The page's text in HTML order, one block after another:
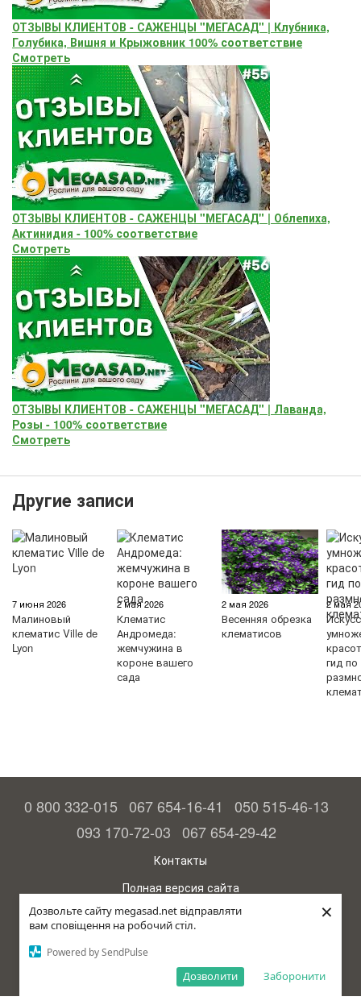
Дозвольте сайту megasad.net відправляти
вам сповіщення на робочий стіл.
Powered by SendPulse
Заборонити
Дозволити
×
ОТЗЫВЫ КЛИЕНТОВ - САЖЕНЦЫ "МЕГАСАД" | Клубника,
Голубика, Вишня и Крыжовник 100% соответствие
Смотреть
ОТЗЫВЫ КЛИЕНТОВ - САЖЕНЦЫ "МЕГАСАД" | Облепиха,
Актинидия - 100% соответствие
Смотреть
ОТЗЫВЫ КЛИЕНТОВ - САЖЕНЦЫ "МЕГАСАД" | Лаванда,
Розы - 100% соответствие
Смотреть
Другие записи
7 июня 2026
Малиновый
клематис Ville de
Lyon
2 мая 2026
Клематис
Андромеда:
жемчужина в
короне вашего
сада
2 мая 2026
Весенняя обрезка
клематисов
2 мая
гид по
0 800 332-015 067 654-16-41
050 515-46-13
093 170-72-03 067 654-29-42
Контакты
Полная версия сайта
© 2015—2026
Megasad - гарантия высокого урожая